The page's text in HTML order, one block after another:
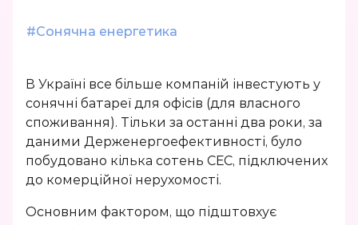
кВт
10кВт
Гібридна СЕС 5 кВт
Гібридна СЕС 10кВт
сонячні станції
Мережева СЕС 5 кВт
Мережева СЕС 10
кВт
РІШЕННЯ
Резервне живлення
для квартири
Резервне живлення
для будинку
Сонячна електростанція
під ключ
Сонячна станція в
кредит
Про сонячні станції
СЕС 100 кВт
Сонячна станція в
кредит
Сонячна станція в
оренду
Для партнерів
Реферальна програма
Стажування
Блог
#Сонячна енергетика
В Україні все більше компаній інвестують у
сонячні батареї для офісів (для власного
споживання). Тільки за останні два роки, за
даними Держенергоефективності, було
побудовано кілька сотень СЕС, підключених
до комерційної нерухомості.
Основним фактором, що підштовхує